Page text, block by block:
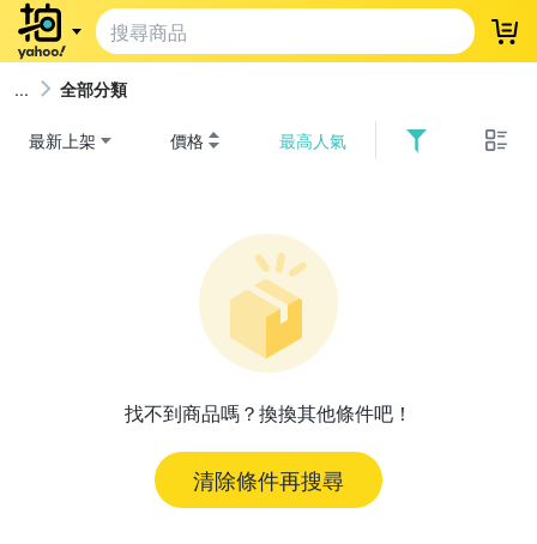
登
全部分類
最新上架 價格 最高人氣
找不到商品嗎？換換其他條件吧！
清除條件再搜尋